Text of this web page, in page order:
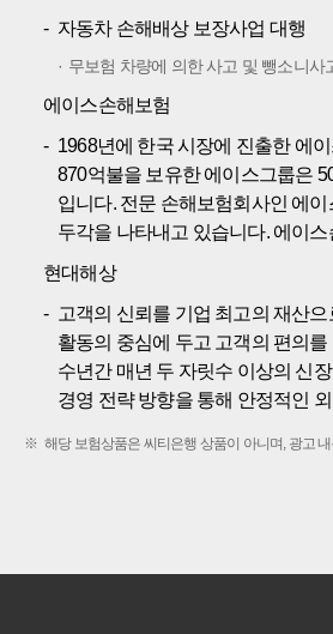
자동차 손해배상 보장사업 대행
무보험 차량에 의한 사고 및 뺑소니
에이스손해보험
1968년에 한국 시장에 진출한 에
870억불을 보유한 에이스그룹은
입니다. 전문 손해보험회사인 에
두각을 나타내고 있습니다. 에이
현대해상
고객의 신뢰를 기업 최고의 재산
활동의 중심에 두고 고객의 편의
수년간 매년 두 자릿수 이상의 신장
경영 전략 방향을 통해 안정적인
해당 보험상품은 씨티은행 상품이 아니며, 광고